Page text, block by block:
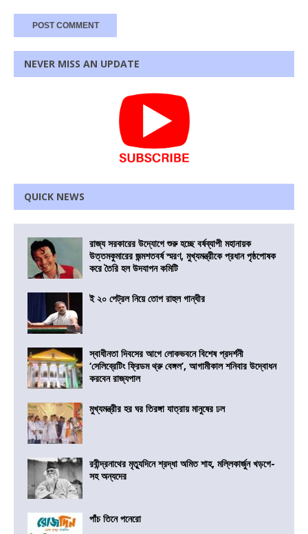
NEVER MISS AN UPDATE
QUICK NEWS
রাজ্য সরকারের উদ্যোগে শুরু হচ্ছে বর্ষব্যাপী মহানায়ক
উত্তমকুমারের জন্মশতবর্ষ স্মরণ, মুখ্যমন্ত্রীকে প্রধান পৃষ্ঠপোষক
করে তৈরি হল উদযাপন কমিটি
ই ২০ পেট্রল নিয়ে তোপ রাহুল গান্ধীর
স্বাধীনতা দিবসের আগে লোকভবনে বিশেষ প্রদর্শনী
‘সেলিব্রেটিং ফ্রিডম থ্রু বেঙ্গল’, আগামীকাল শনিবার উদ্বোধন
করবেন রাজ্যপাল
মুখ্যমন্ত্রীর হর ঘর তিরঙ্গা যাত্রায় মানুষের ঢল
রবীন্দ্রনাথের মৃত্যুদিনে শ্রদ্ধা অমিত শাহ, মল্লিকার্জুন খড়গে-
সহ অন্যদের
পাঁচ তিনে পনেরো